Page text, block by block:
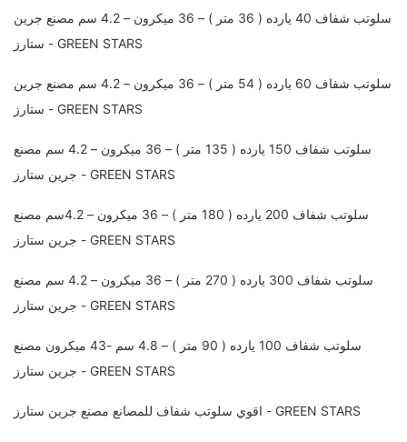
سلوتب شفاف 40 يارده ( 36 متر ) – 36 ميكرون – 4.2 سم مصنع جرين
ستارز - GREEN STARS
سلوتب شفاف 60 يارده ( 54 متر ) – 36 ميكرون – 4.2 سم مصنع جرين
ستارز - GREEN STARS
سلوتب شفاف 150 يارده ( 135 متر ) – 36 ميكرون – 4.2 سم مصنع
جرين ستارز - GREEN STARS
سلوتب شفاف 200 يارده ( 180 متر ) – 36 ميكرون – 4.2سم مصنع
جرين ستارز - GREEN STARS
سلوتب شفاف 300 يارده ( 270 متر ) – 36 ميكرون – 4.2 سم مصنع
جرين ستارز - GREEN STARS
سلوتب شفاف 100 يارده ( 90 متر ) – 4.8 سم -43 ميكرون مصنع
جرين ستارز - GREEN STARS
اقوي سلوتب شفاف للمصانع مصنع جرين ستارز - GREEN STARS